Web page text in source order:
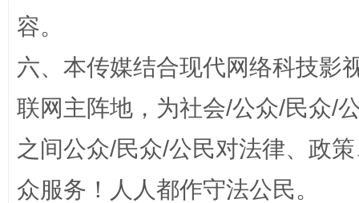
“蜀中异人”王建安的艺术幻境
容。
六、本传媒结合现代网络科技影
联网主阵地，为社会/公众/民众/
之间公众/民众/公民对法律、政
众服务！人人都作守法公民。